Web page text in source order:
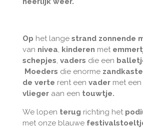
Op het langestrand zonnende
van nivea, kinderen met
schepjes, vaders die een
Moeders die enorme
de verte rent een vadermet een
vliegeraan een touwtje.
We lopen terug richting het
met onze blauwe